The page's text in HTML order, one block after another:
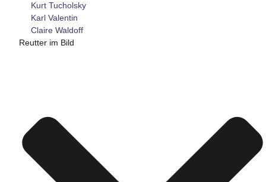
Kurt Tucholsky
Karl Valentin
Claire Waldoff
Reutter im Bild